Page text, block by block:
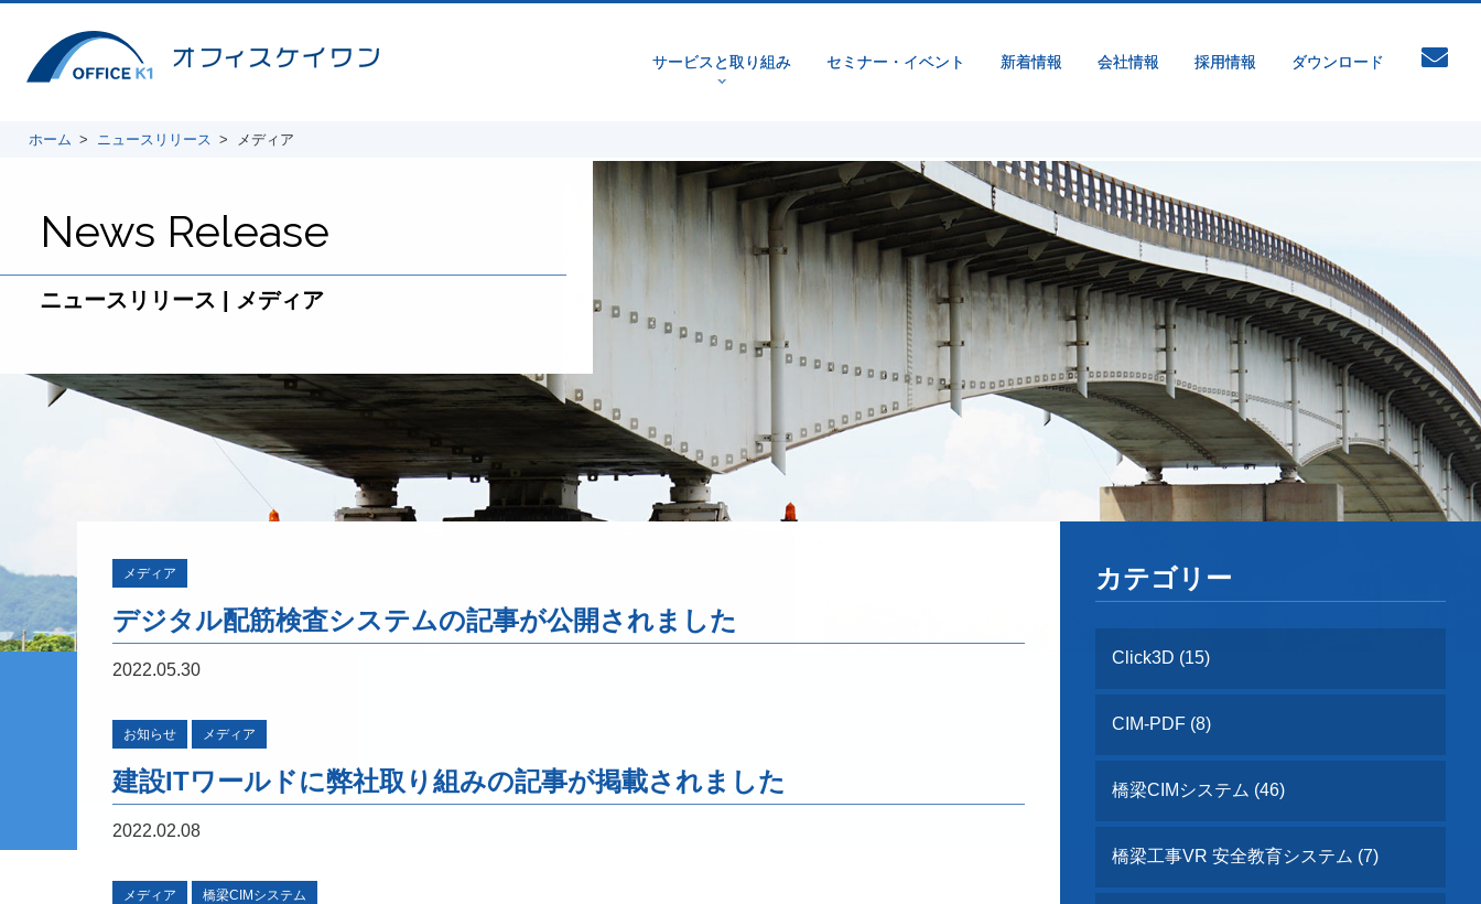
サービスと取り組み
v
セミナー・イベント 新着情報 会社情報 採用情報 ダウンロード
ホーム ニュースリリース メディア
News Release
ニュースリリース | メディア
メディア
デジタル配筋検査システムの記事が公開されました
2022.05.30
お知らせ メディア
建設ITワールドに弊社取り組みの記事が掲載されました
2022.02.08
メディア 橋梁CIMシステム
カテゴリー
Click3D (15)
CIM-PDF (8)
橋梁CIMシステム (46)
橋梁工事VR 安全教育システム (7)